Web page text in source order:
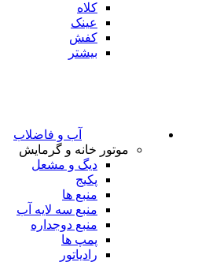
کلاه
عینک
کفش
بیشتر
آب و فاضلاب
موتور خانه و گرمایش
دیگ و مشعل
پکیج
منبع ها
منبع سه لایه آب
منبع دوجداره
پمپ ها
رادیاتور